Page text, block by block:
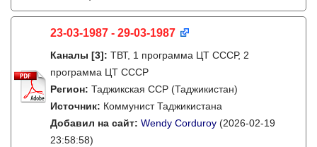
23-03-1987 - 29-03-1987
Каналы [3]: ТВТ, 1 программа ЦТ СССР, 2
программа ЦТ СССР
Регион: Таджикская ССР (Таджикистан)
Источник: Коммунист Таджикистана
Добавил на сайт: Wendy Corduroy (2026-02-19
23:58:58)